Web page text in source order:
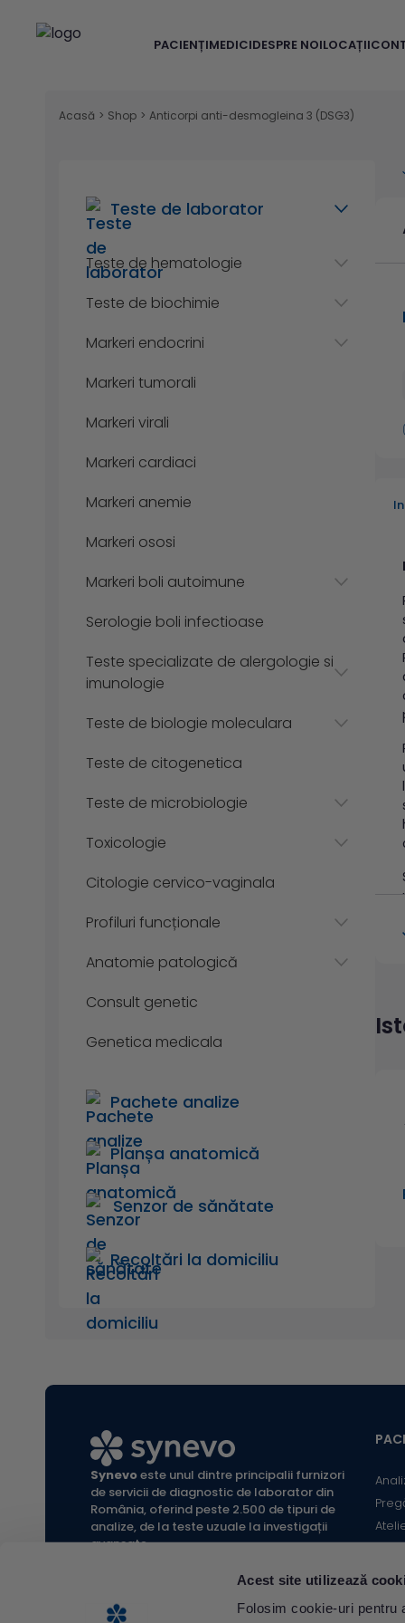
Acest site utilizează
Folosim cookie-uri pentru
PACIENȚIMEDICIDESPRE NOILOCAȚII
Acasă > Shop > Anticorpi anti-desmogleina 3 (DSG3)
Teste de laborator
Teste de hematologie
Teste de biochimie
Markeri endocrini
Markeri tumorali
Markeri virali
Markeri cardiaci
Markeri anemie
Markeri ososi
Markeri boli autoimune
Serologie boli infectioase
Teste specializate de alergologie si
imunologie
Teste de biologie moleculara
Teste de citogenetica
Teste de microbiologie
Toxicologie
Citologie cervico-vaginala
Profiluri funcționale
Anatomie patologică
Consult genetic
Genetica medicala
Pachete analize
Planșa anatomică
Senzor de sănătate
Recoltări la domiciliu
Synevoeste unul dintre principalii furnizori
de servicii de diagnostic de laborator din
România, oferind peste 2.500 de tipuri de
analize, de la teste uzuale la investigații
avansate.
Termeni și condiții website |
Locații